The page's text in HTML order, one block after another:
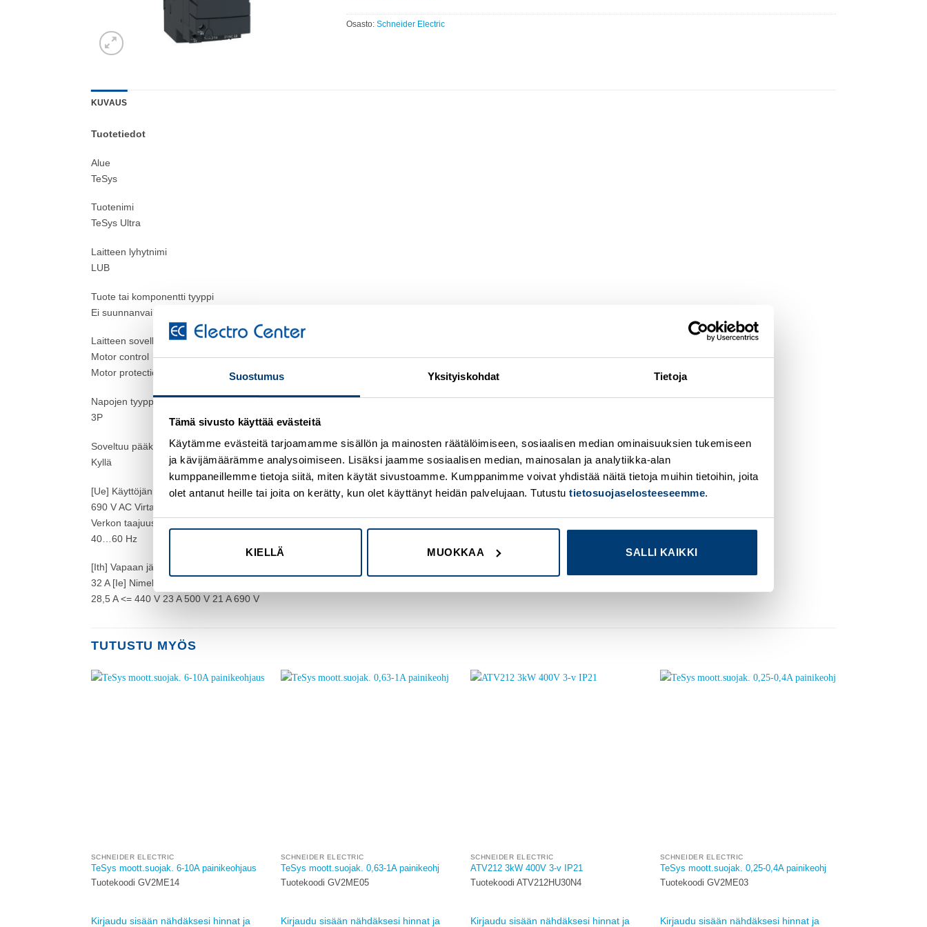
Suostumus Yksityiskohdat Tietoja
Tämä sivusto käyttää evästeitä
Käytämme evästeitä tarjoamamme sisällön ja mainosten räätälöimiseen, sosiaalisen median ominaisuuksien tukemiseen
ja kävijämäärämme analysoimiseen. Lisäksi jaamme sosiaalisen median, mainosalan ja analytiikka-alan
kumppaneillemme tietoja siitä, miten käytät sivustoamme. Kumppanimme voivat yhdistää näitä tietoja muihin tietoihin, joita
olet antanut heille tai joita on kerätty, kun olet käyttänyt heidän palvelujaan. Tutustu tietosuojaselosteeseemme.
KIELLÄ MUOKKAA SALLI KAIKKI
Osasto: Schneider Electric
KUVAUS
Tuotetiedot
Alue
TeSys
Tuotenimi
TeSys Ultra
Laitteen lyhytnimi
LUB
Tuote tai komponentti tyyppi
Ei suunnanvaihtorunko
Laitteen sovellus
Motor control
Motor protection
Napojen tyyppi
3P
Soveltuu pääkytkimeksi
Kyllä
[Ue] Käyttöjännite
690 V AC Virtapiiri
Verkon taajuus
40…60 Hz
[Ith] Vapaan jäähdytyksen terminen virta
32 A[Ie] Nimelliskäyttövirta
28,5 A <= 440 V 23 A 500 V 21 A 690 V
TUTUSTU MYÖS
SCHNEIDER ELECTRIC
TeSys moott.suojak. 6-10A painikeohjaus
Tuotekoodi GV2ME14
Kirjaudu sisään nähdäksesi hinnat ja
SCHNEIDER ELECTRIC
TeSys moott.suojak. 0,63-1A painikeohj
Tuotekoodi GV2ME05
Kirjaudu sisään nähdäksesi hinnat ja
SCHNEIDER ELECTRIC
ATV212 3kW 400V 3-v IP21
Tuotekoodi ATV212HU30N4
Kirjaudu sisään nähdäksesi hinnat ja
SCHNEIDER ELECTRIC
TeSys moott.suojak. 0,25-0,4A painikeohj
Tuotekoodi GV2ME03
Kirjaudu sisään nähdäksesi hinnat ja